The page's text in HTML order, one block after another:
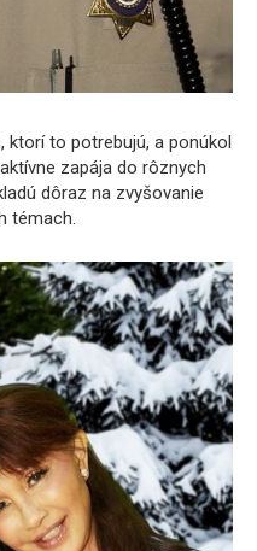
ktorí to potrebujú, a ponúkol
zapája do rôznych
dôraz na zvyšovanie
témach.